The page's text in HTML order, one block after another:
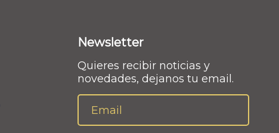
Newsletter
Quieres recibir noticias y
novedades, dejanos tu email.